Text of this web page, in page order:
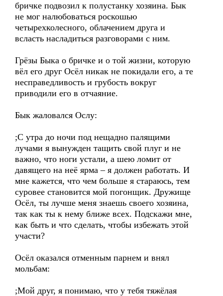
бричке подвозил к полустанку хозяина. Бык
не мог налюбоваться роскошью
четырехколесного, облачением друга и
всласть насладиться разговорами с ним.
Грёзы Быка о бричке и о той жизни, которую
вёл его друг Осёл никак не покидали его, а те
несправедливость и грубость вокруг
приводили его в отчаяние.
Бык жаловался Ослу:
;С утра до ночи под нещадно палящими
лучами я вынужден тащить свой плуг и не
важно, что ноги устали, а шею ломит от
давящего на неё ярма – я должен работать. И
мне кажется, что чем больше я стараюсь, тем
суровее становится мой погонщик. Дружище
Осёл, ты лучше меня знаешь своего хозяина,
так как ты к нему ближе всех. Подскажи мне,
как быть и что сделать, чтобы избежать этой
участи?
Осёл оказался отменным парнем и внял
мольбам:
;Мой друг, я понимаю, что у тебя тяжёлая